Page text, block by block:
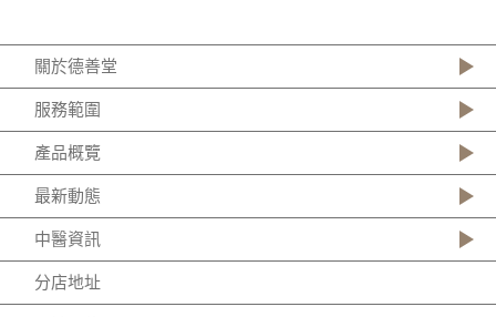
關於德善堂
服務範圍
產品概覽
最新動態
中醫資訊
分店地址